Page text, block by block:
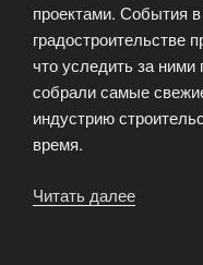
проектами. События в
градостроительстве
что уследить за
собрали самые
индустрию
время.
Читать далее